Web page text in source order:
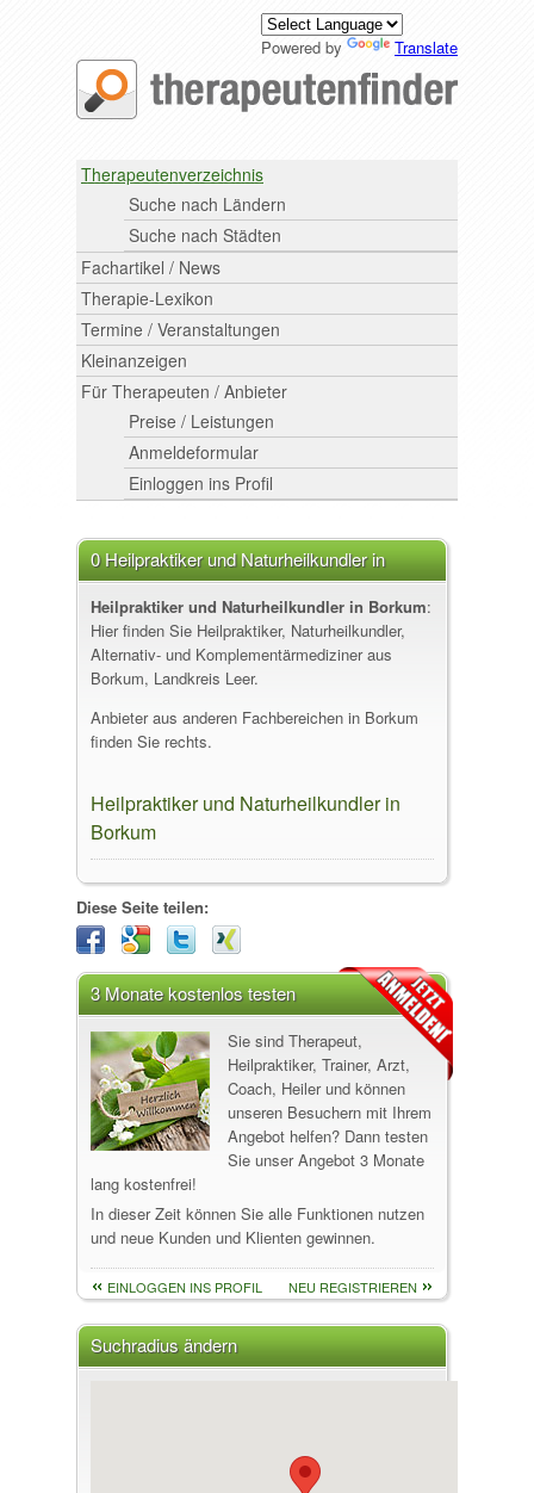
Powered by Translate
Therapeutenverzeichnis
Suche nach Ländern
Suche nach Städten
Fachartikel / News
Therapie-Lexikon
Termine / Veranstaltungen
Kleinanzeigen
Für Therapeuten / Anbieter
Preise / Leistungen
Anmeldeformular
Einloggen ins Profil
0 Heilpraktiker und Naturheilkundler in
Borkum
Heilpraktiker und Naturheilkundler in Borkum:
Hier finden Sie Heilpraktiker, Naturheilkundler,
Alternativ- und Komplementärmediziner aus
Borkum, Landkreis Leer.
Anbieter aus anderen Fachbereichen in Borkum
finden Sie rechts.
Heilpraktiker und Naturheilkundler in
Borkum
Diese Seite teilen:
3 Monate kostenlos testen
Sie sind Therapeut,
Heilpraktiker, Trainer, Arzt,
Coach, Heiler und können
unseren Besuchern mit Ihrem
Angebot helfen? Dann testen
Sie unser Angebot 3 Monate
lang kostenfrei!
In dieser Zeit können Sie alle Funktionen nutzen
und neue Kunden und Klienten gewinnen.
EINLOGGEN INS PROFIL NEU REGISTRIEREN
Suchradius ändern